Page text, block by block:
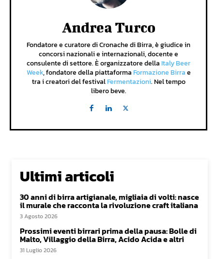
Andrea Turco
Fondatore e curatore di Cronache di Birra, è giudice in
concorsi nazionali e internazionali, docente e
consulente di settore. È organizzatore della Italy Beer
Week, fondatore della piattaforma Formazione Birrae
tra i creatori del festivalFermentazioni. Nel tempo
libero beve.
Ultimi articoli
30 anni di birra artigianale, migliaia di volti: nasce
il murale che racconta la rivoluzione craft italiana
3 Agosto 2026
Prossimi eventi birrari prima della pausa: Bolle di
Malto, Villaggio della Birra, Acido Acida e altri
31 Luglio 2026